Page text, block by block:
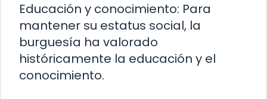
Educación y conocimiento: Para
mantener su estatus social, la
burguesía ha valorado
históricamente la educación y el
conocimiento.